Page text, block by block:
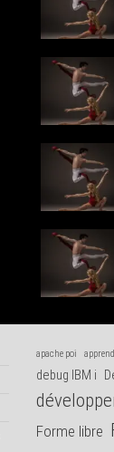
apache poi
debug IBM i
Forme libre